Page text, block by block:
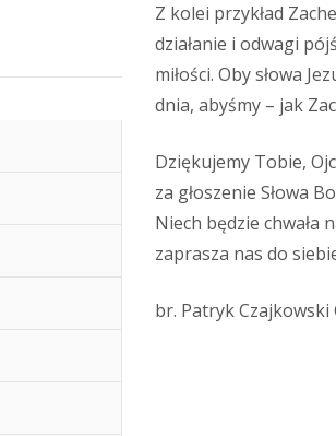
Z kolei przykład
działanie i odwagi
miłości. Oby słowa
dnia, abyśmy – jak
Dziękujemy Tobie,
za głoszenie Słowa
Niech będzie chwała
zaprasza nas do
br. Patryk